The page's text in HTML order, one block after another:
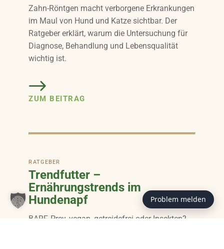
Zahn-Röntgen macht verborgene Erkrankungen
im Maul von Hund und Katze sichtbar. Der
Ratgeber erklärt, warum die Untersuchung für
Diagnose, Behandlung und Lebensqualität
wichtig ist.
ZUM BEITRAG
RATGEBER
Trendfutter –
Ernährungstrends im
Hundenapf
BARF, Prey, vegan, getreidefrei oder Insekten?
Problem melden